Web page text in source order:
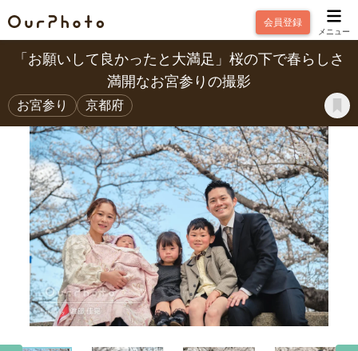
会員登録
メニュー
「お願いして良かったと大満足」桜の下で春らしさ
満開なお宮参りの撮影
お宮参り 京都府